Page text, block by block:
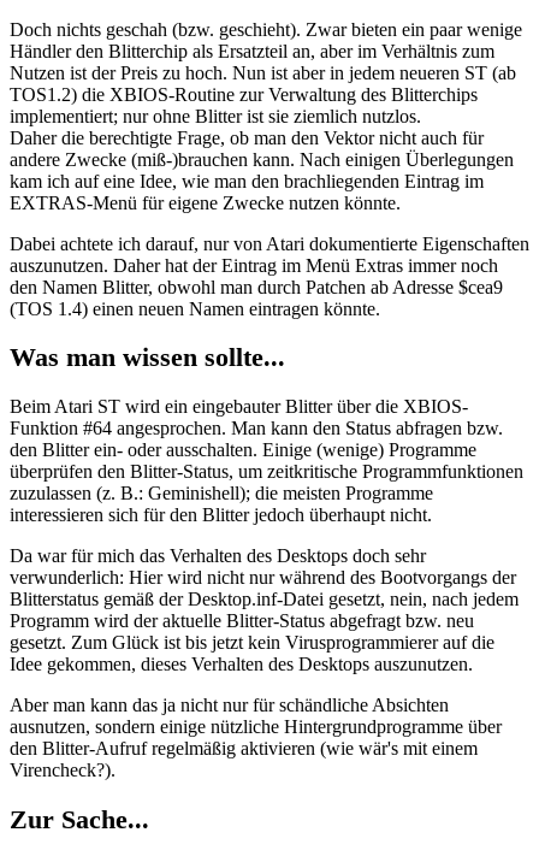
Doch nichts geschah (bzw. geschieht). Zwar bieten ein paar wenige
Händler den Blitterchip als Ersatzteil an, aber im Verhältnis zum
Nutzen ist der Preis zu hoch. Nun ist aber in jedem neueren ST (ab
TOS1.2) die XBIOS-Routine zur Verwaltung des Blitterchips
implementiert; nur ohne Blitter ist sie ziemlich nutzlos.
Daher die berechtigte Frage, ob man den Vektor nicht auch für
andere Zwecke (miß-)brauchen kann. Nach einigen Überlegungen
kam ich auf eine Idee, wie man den brachliegenden Eintrag im
EXTRAS-Menü für eigene Zwecke nutzen könnte.
Dabei achtete ich darauf, nur von Atari dokumentierte Eigenschaften
auszunutzen. Daher hat der Eintrag im Menü Extras immer noch
den Namen Blitter, obwohl man durch Patchen ab Adresse $cea9
(TOS 1.4) einen neuen Namen eintragen könnte.
Was man wissen sollte...
Beim Atari ST wird ein eingebauter Blitter über die XBIOS-
Funktion #64 angesprochen. Man kann den Status abfragen bzw.
den Blitter ein- oder ausschalten. Einige (wenige) Programme
überprüfen den Blitter-Status, um zeitkritische Programmfunktionen
zuzulassen (z. B.: Geminishell); die meisten Programme
interessieren sich für den Blitter jedoch überhaupt nicht.
Da war für mich das Verhalten des Desktops doch sehr
verwunderlich: Hier wird nicht nur während des Bootvorgangs der
Blitterstatus gemäß der Desktop.inf-Datei gesetzt, nein, nach jedem
Programm wird der aktuelle Blitter-Status abgefragt bzw. neu
gesetzt. Zum Glück ist bis jetzt kein Virusprogrammierer auf die
Idee gekommen, dieses Verhalten des Desktops auszunutzen.
Aber man kann das ja nicht nur für schändliche Absichten
ausnutzen, sondern einige nützliche Hintergrundprogramme über
den Blitter-Aufruf regelmäßig aktivieren (wie wär's mit einem
Virencheck?).
Zur Sache...